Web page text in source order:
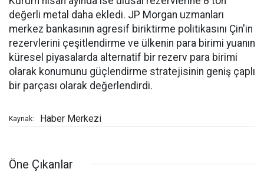
değerli metal daha ekledi. JP Morgan uzmanları
merkez bankasının agresif biriktirme politikasını Çin'in
rezervlerini çeşitlendirme ve ülkenin para birimi yuanın
küresel piyasalarda alternatif bir rezerv para birimi
olarak konumunu güçlendirme stratejisinin geniş çaplı
bir parçası olarak değerlendirdi.
Kaynak: Haber Merkezi
Öne Çıkanlar